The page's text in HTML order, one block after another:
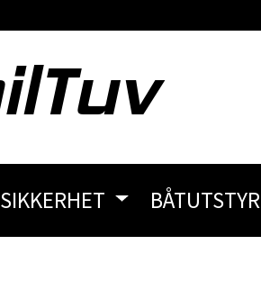
SIKKERHET BÅTUTSTYR